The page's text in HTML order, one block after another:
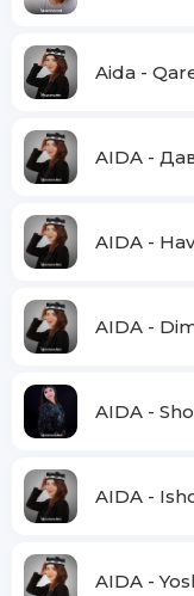
Aida -
AIDA -
AIDA -
AIDA -
AIDA -
AIDA -